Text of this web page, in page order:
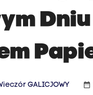
GALICJOWY date_range